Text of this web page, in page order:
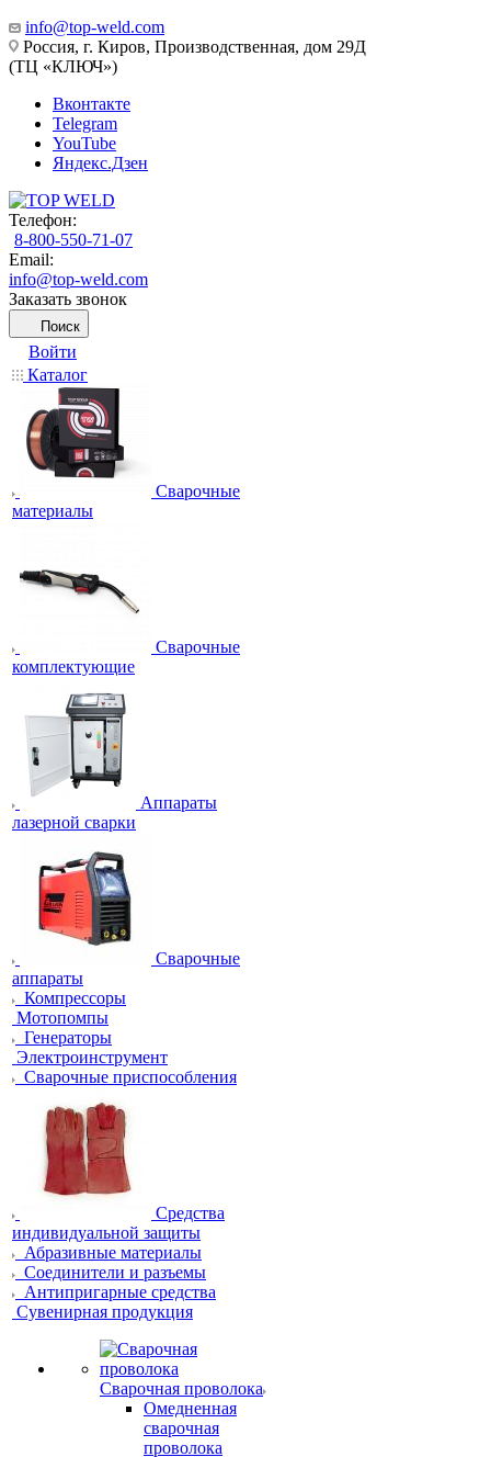
info@top-weld.com
Россия, г. Киров, Производственная, дом 29Д
(ТЦ «КЛЮЧ»)
Вконтакте
Telegram
YouTube
Яндекс.Дзен
Телефон:
8-800-550-71-07
Email:
info@top-weld.com
Заказать звонок
Поиск
Войти
Каталог
Сварочные
материалы
Сварочные
комплектующие
Аппараты
лазерной сварки
Сварочные
аппараты
Компрессоры
Мотопомпы
Генераторы
Электроинструмент
Сварочные приспособления
Средства
индивидуальной защиты
Абразивные материалы
Соединители и разъемы
Антипригарные средства
Сувенирная продукция
Сварочная проволока
Омедненная
сварочная
проволока